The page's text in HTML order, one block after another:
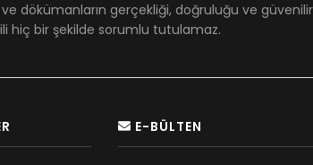
dökümanların gerçekliği, doğruluğu ve
hiç bir şekilde sorumlu tutulamaz.
E-BÜLTEN